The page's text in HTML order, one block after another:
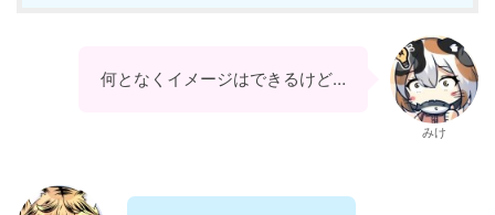
何となくイメージはできるけど…
みけ